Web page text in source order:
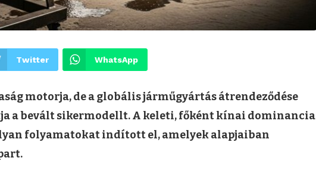
Twitter WhatsApp
motorja, de a globális járműgyártás átrendeződése
a bevált sikermodellt. A keleti, főként kínai dominancia
folyamatokat indított el, amelyek alapjaiban